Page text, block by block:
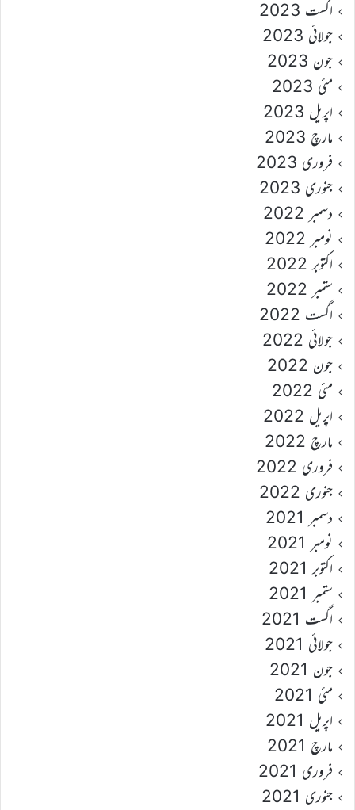
اگست 2023
جولائی 2023
جون 2023
مئی 2023
اپریل 2023
مارچ 2023
فروری 2023
جنوری 2023
دسمبر 2022
نومبر 2022
اکتوبر 2022
ستمبر 2022
اگست 2022
جولائی 2022
جون 2022
مئی 2022
اپریل 2022
مارچ 2022
فروری 2022
جنوری 2022
دسمبر 2021
نومبر 2021
اکتوبر 2021
ستمبر 2021
اگست 2021
جولائی 2021
جون 2021
مئی 2021
اپریل 2021
مارچ 2021
فروری 2021
جنوری 2021